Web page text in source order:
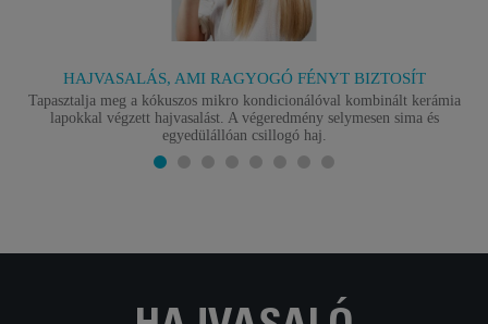
HAJVASALÁS, AMI RAGYOGÓ FÉNYT BIZTOSÍT
Tapasztalja meg a kókuszos mikro kondicionálóval kombinált kerámia
lapokkal végzett hajvasalást. A végeredmény selymesen sima és
egyedülállóan csillogó haj.